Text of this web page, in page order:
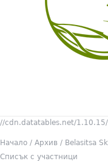
//cdn.datatables.net/1.10.15/
Начало / Архив / Belasitsa
Списък с участници